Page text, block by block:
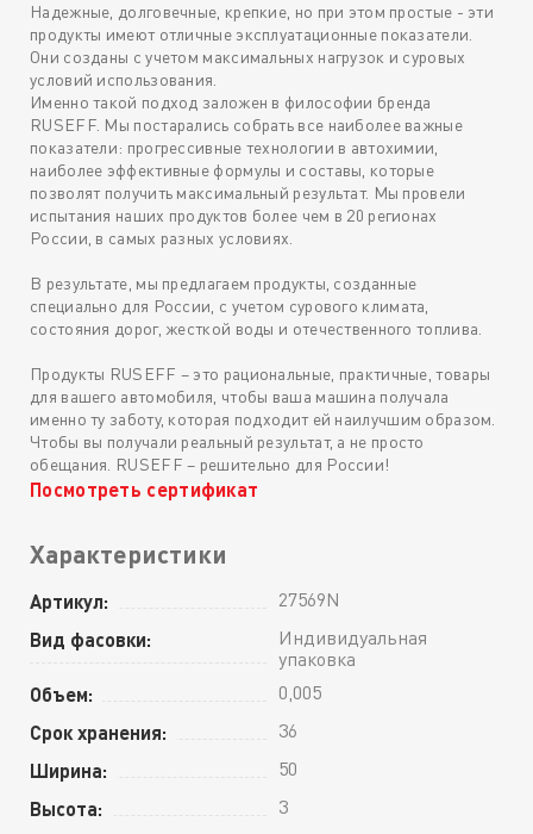
Надежные, долговечные, крепкие, но при этом простые - эти
продукты имеют отличные эксплуатационные показатели.
Они созданы с учетом максимальных нагрузок и суровых
условий использования.
Именно такой подход заложен в философии бренда
RUSEFF. Мы постарались собрать все наиболее важные
показатели: прогрессивные технологии в автохимии,
наиболее эффективные формулы и составы, которые
позволят получить максимальный результат. Мы провели
испытания наших продуктов более чем в 20 регионах
России, в самых разных условиях.
В результате, мы предлагаем продукты, созданные
специально для России, с учетом сурового климата,
состояния дорог, жесткой воды и отечественного топлива.
Продукты RUSEFF – это рациональные, практичные, товары
для вашего автомобиля, чтобы ваша машина получала
именно ту заботу, которая подходит ей наилучшим образом.
Чтобы вы получали реальный результат, а не просто
обещания. RUSEFF – решительно для России!
Посмотреть сертификат
Характеристики
Артикул: 27569N
Вид фасовки:
Индивидуальная
упаковка
Объем: 0,005
Срок хранения: 36
Ширина: 50
Высота:
3